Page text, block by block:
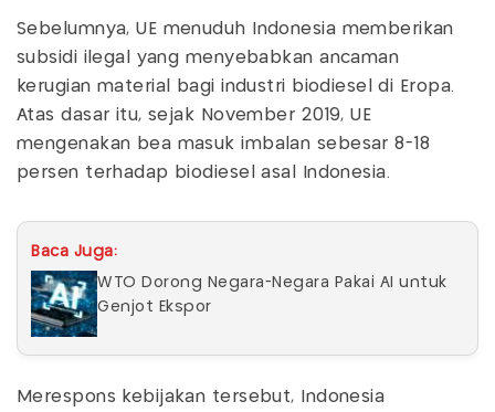
Sebelumnya, UE menuduh Indonesia memberikan
subsidi ilegal yang menyebabkan ancaman
kerugian material bagi industri biodiesel di Eropa.
Atas dasar itu, sejak November 2019, UE
mengenakan bea masuk imbalan sebesar 8-18
persen terhadap biodiesel asal Indonesia.
Baca Juga:
WTO Dorong Negara-Negara Pakai AI untuk
Genjot Ekspor
Merespons kebijakan tersebut, Indonesia